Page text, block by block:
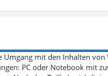
Umgang mit den Inhalten
PC oder Notebook mit